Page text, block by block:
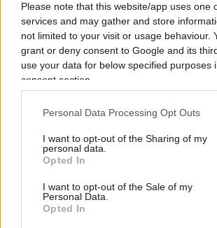
Please note that this website/app uses one
services and may gather and store
not limited to your visit or usage behaviour.
grant or deny consent to Google and its
use your data for below specified purposes
consent section.
Personal Data Processing Opt Outs
I want to opt-out of the Sharing of my
personal data.
Opted In
I want to opt-out of the Sale of my
Personal Data.
Opted In
soltanto il ridicolo quotidiano di
Riguardail metodo. Da anni le
spiegano ai cittadini come devono
case, raffreddare gli uffici, guidare
ristrutturare gli edifici, produrre
cucinare. Tutto nel nome di
altro dovrà pagare. Poi arriva
scopriamo che molti edifici
attrezzati, che una parte dei treni
dispone di aria condizionata e che
europeo rischia blackout perché il